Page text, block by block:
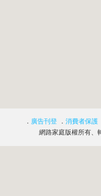
． 廣告刊登 ． 消費者保護
網路家庭版權所有、